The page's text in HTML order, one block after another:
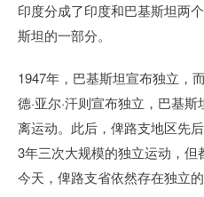
印度分成了印度和巴基斯坦两
斯坦的一部分。
1947年，巴基斯坦宣布独立，
德·亚尔·汗则宣布独立，巴基
离运动。此后，俾路支地区先
3年三次大规模的独立运动，
今天，俾路支省依然存在独立的